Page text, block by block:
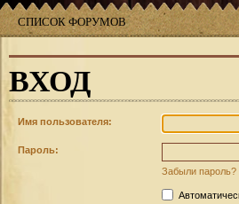
СПИСОК ФОРУМОВ
ВХОД
Имя пользователя:
Пароль:
Забыли пароль?